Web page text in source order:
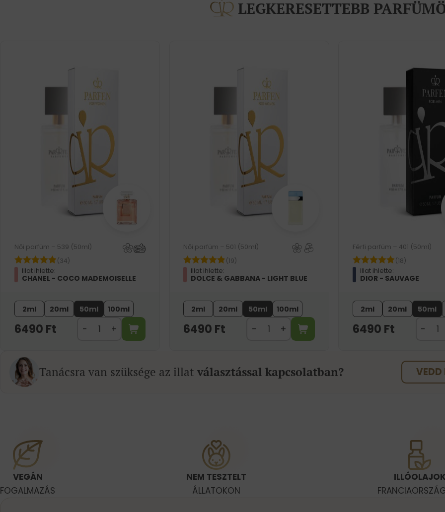
LEGKERESETTEBB
Női parfüm – 539 (50ml)
(34)
Illat ihlette:
CHANEL - COCO MADEMOISELLE
2ml 20ml 50ml 100ml
6490 Ft
Női parfüm – 501 (50ml)
(19)
Illat ihlette:
DOLCE & GABBANA - LIGHT BLUE
2ml 20ml 50ml 100ml
6490 Ft
Férfi parfüm – 401 (50ml)
(18)
Illat ihlette:
DIOR - SAUVAGE
2ml 20ml 50ml
6490 Ft
Tanácsra van szüksége az illatválasztással kapcsolatban?
VEGÁN
FOGALMAZÁS
NEM TESZTELT
ÁLLATOKON